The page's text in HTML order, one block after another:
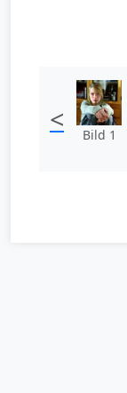
< Bild 1